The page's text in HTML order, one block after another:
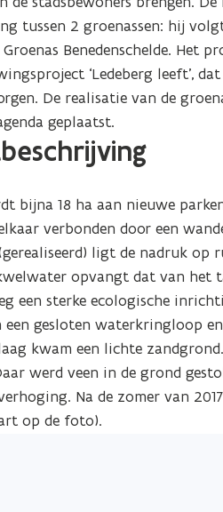
tussen 2 groenassen: hij
Benedenschelde. Het
‘Ledeberg leeft’,
De realisatie van de
geplaatst.
bijna 18 ha aan nieuwe
verbonden door een
ligt de nadruk op
opvangt dat van het
een sterke ecologische
gesloten waterkringloop
kwam een lichte
werd veen in de grond
Na de zomer van
op de foto).